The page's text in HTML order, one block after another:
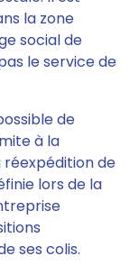
la zone
social de
le service de
de
à la
de
lors de la
ses colis.